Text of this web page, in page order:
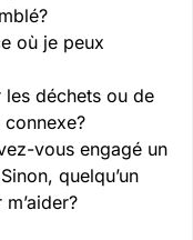
où je peux
les déchets ou de
vous engagé un
quelqu’un